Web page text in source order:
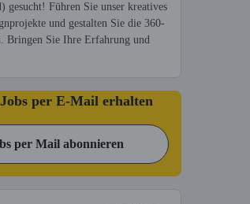
Führen Sie unser kreatives
und gestalten Sie die 360-
Bringen Sie Ihre Erfahrung und
per E-Mail erhalten
per Mail abonnieren